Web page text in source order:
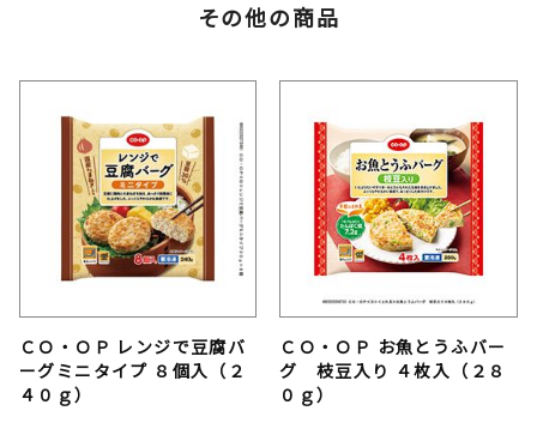
その他の商品
ＣＯ・ＯＰ レンジで豆腐バ
ーグミニタイプ ８個入（２
４０ｇ）
ＣＯ・ＯＰ お魚とうふバー
グ 枝豆入り ４枚入（２８
０ｇ）